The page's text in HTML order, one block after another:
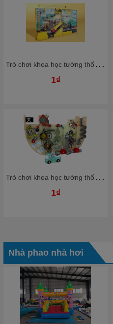
T
rò chơi khoa học tường thổi bóng nhựa Ziczac TTBKB06 Dochoikinhbac Trò chơi hấp dẫn trong nhà bóng
1₫
T
rò chơi khoa học tường thổi bóng nhựa Ziczac TTBKB05 Dochoikinhbac Trò chơi hấp dẫn trong nhà bóng
1₫
Nhà phao nhà hơi